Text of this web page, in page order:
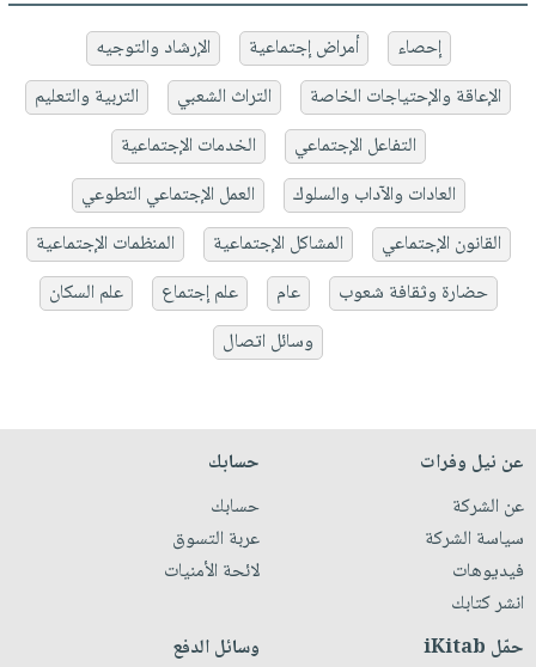
إحصاء أمراض إجتماعية
الإرشاد والتوجيه
الإعاقة والإحتياجات الخاصة
التراث الشعبي
التربية والتعليم
التفاعل الإجتماعي
الخدمات الإجتماعية
العادات والآداب والسلوك
العمل الإجتماعي التطوعي
القانون الإجتماعي
المشاكل الإجتماعية
المنظمات الإجتماعية
حضارة وثقافة شعوب
عام علم إجتماع
علم السكان
وسائل اتصال
عن نيل وفرات
عن الشركة
سياسة الشركة
فيديوهات
انشر كتابك
حسابك
حسابك
عربة التسوق
لائحة الأمنيات
حمّل iKitab وسائل الدفع